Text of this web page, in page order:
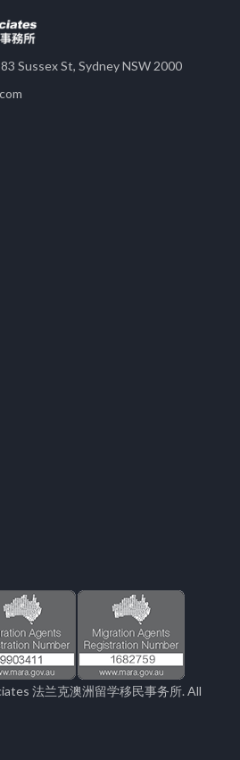
Sussex St, Sydney NSW 2000
法兰克澳洲留学移民事务所. All